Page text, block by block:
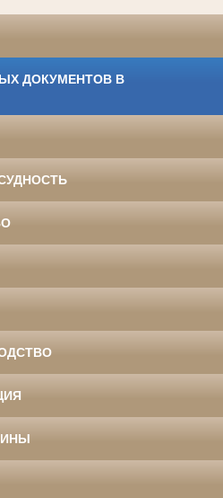
ДОКУМЕНТОВ В